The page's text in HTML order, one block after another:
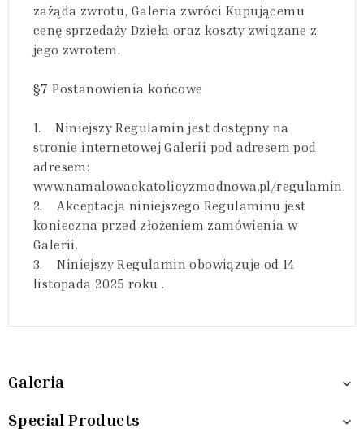
zażąda zwrotu, Galeria zwróci Kupującemu
cenę sprzedaży Dzieła oraz koszty związane z
jego zwrotem.
§7 Postanowienia końcowe
1. Niniejszy Regulamin jest dostępny na
stronie internetowej Galerii pod adresem pod
adresem:
www.namalowackatolicyzmodnowa.pl/regulamin.
2. Akceptacja niniejszego Regulaminu jest
konieczna przed złożeniem zamówienia w
Galerii.
3. Niniejszy Regulamin obowiązuje od 14
listopada 2025 roku .
Galeria 
Special Products 